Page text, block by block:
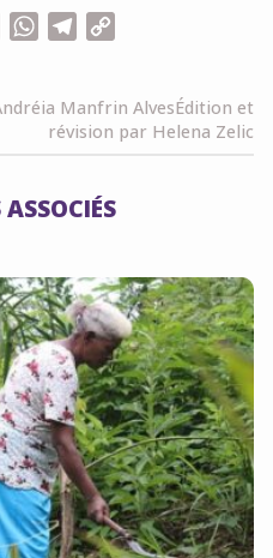
EmailWhatsApp
Telegram
Manfrin AlvesÉdition et
révision par Helena Zelic